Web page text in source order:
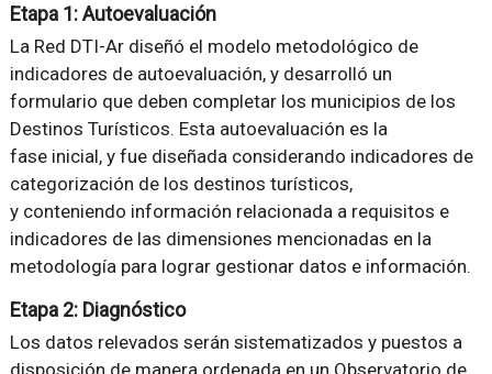
Etapa 1: Autoevaluación
La Red DTI-Ar diseñó el modelo metodológico de
indicadores de autoevaluación, y desarrolló un
formulario que deben completar los municipios de los
Destinos Turísticos. Esta autoevaluación es la
fase inicial, y fue diseñada considerando indicadores de
categorización de los destinos turísticos,
y conteniendo información relacionada a requisitos e
indicadores de las dimensiones mencionadas en la
metodología para lograr gestionar datos e información.
Etapa 2: Diagnóstico
Los datos relevados serán sistematizados y puestos a
disposición de manera ordenada en un Observatorio de